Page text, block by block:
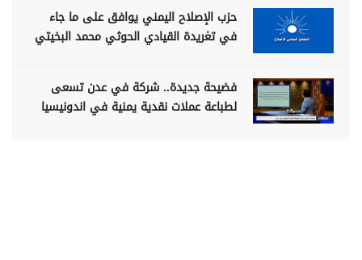
حزب الإصلاح اليمني يوافق على ما جاء
في تغريدة القيادي الحوثي محمد البخيتي
فضيحة جديدة.. شركة في عدن تسعى
لطباعة عملات نقدية يمنية في اندونيسيا